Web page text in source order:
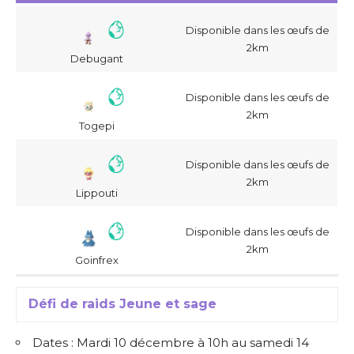
Debugant
Disponible dans les œufs de
2km
Togepi
Disponible dans les œufs de
2km
Lippouti
Disponible dans les œufs de
2km
Goinfrex
Disponible dans les œufs de
2km
Défi de raids Jeune et sage
Dates : Mardi 10 décembre à 10h au samedi 14